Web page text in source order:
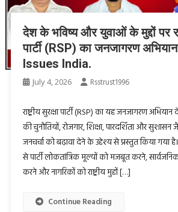
देश के भविष्य और युवाओं के मुद्दों पर
पार्टी (RSP) का जनजागरण
Issues India.
July 4, 2026 Rsstrust1996
राष्ट्रीय सुरक्षा पार्टी (RSP) का यह जनजागरण
की चुनौतियों, रोजगार, शिक्षा, पारदर्शिता और
जनचर्चा को बढ़ावा देने के उद्देश्य से प्रस्तुत किया गया
से पार्टी लोकतांत्रिक मूल्यों को मजबूत करने,
करने और नागरिकों को राष्ट्रीय मुद्दों […]
Continue Reading